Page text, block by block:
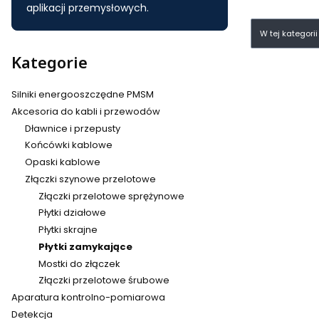
aplikacji przemysłowych.
Kategorie
Silniki energooszczędne PMSM
Akcesoria do kabli i przewodów
Dławnice i przepusty
Końcówki kablowe
Opaski kablowe
Złączki szynowe przelotowe
Złączki przelotowe sprężynowe
Płytki działowe
Płytki skrajne
Płytki zamykające
Mostki do złączek
Złączki przelotowe śrubowe
Aparatura kontrolno-pomiarowa
Detekcja
Lista
W tej